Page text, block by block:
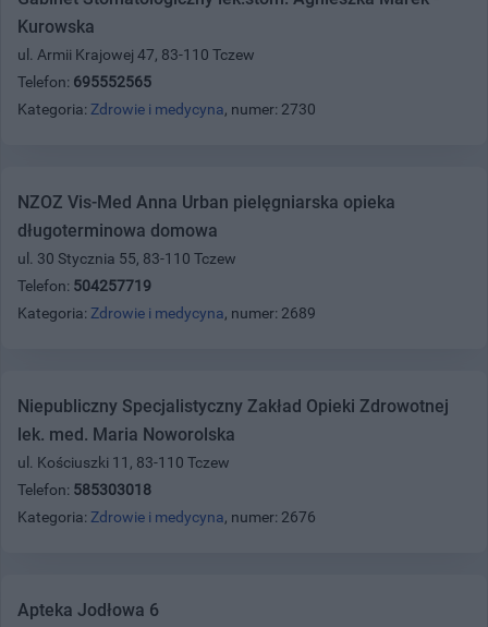
Kurowska
ul. Armii Krajowej 47, 83-110 Tczew
Telefon: 695552565
Kategoria: Zdrowie i medycyna, numer: 2730
NZOZ Vis-Med Anna Urban pielęgniarska opieka
długoterminowa domowa
ul. 30 Stycznia 55, 83-110 Tczew
Telefon: 504257719
Kategoria: Zdrowie i medycyna, numer: 2689
Niepubliczny Specjalistyczny Zakład Opieki Zdrowotnej
lek. med. Maria Noworolska
ul. Kościuszki 11, 83-110 Tczew
Telefon: 585303018
Kategoria: Zdrowie i medycyna, numer: 2676
Apteka Jodłowa 6